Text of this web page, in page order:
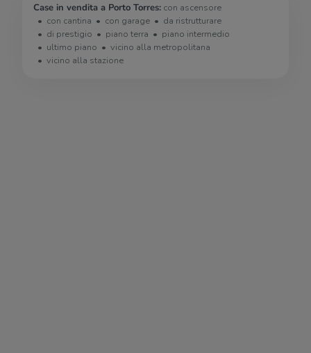
Case in vendita a Porto Torres: con ascensore
con cantina
con garage
da ristrutturare
di prestigio
piano terra
piano intermedio
ultimo piano
vicino alla metropolitana
vicino alla stazione